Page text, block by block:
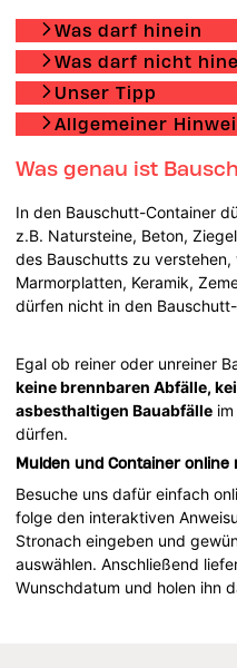
Was darf hinein
Was darf nicht
Unser Tipp
Allgemeiner
Was genau ist
In den Bauschutt-Container
z.B. Natursteine, Beton,
des Bauschutts zu
Marmorplatten, Keramik,
dürfen nicht in den
Egal ob reiner oder unreiner
keine brennbaren Abfälle,
asbesthaltigen Bauabfälle
dürfen.
Mulden und Container online
Besuche uns dafür einfach
folge den interaktiven
Stronach eingeben und
auswählen. Anschließend
Wunschdatum und holen ihn